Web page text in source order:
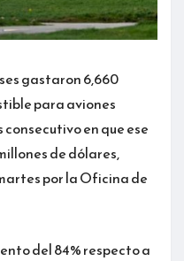
gastaron 6,660
para aviones
en que ese
de dólares,
por la Oficina de
del 84% respecto a